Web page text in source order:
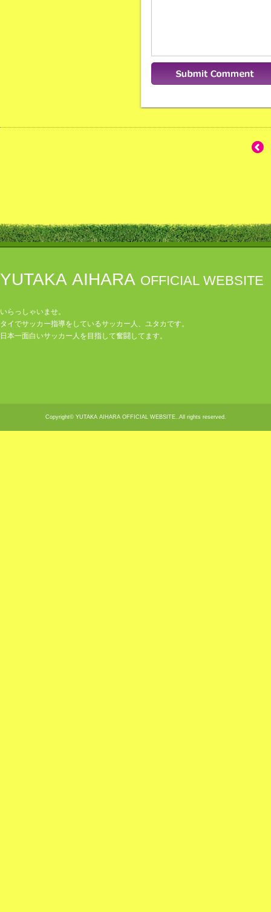
YUTAKA AIHARA OFFICIAL WEBSITE
いらっしゃいませ。
タイでサッカー指導をしているサッカー人、ユタカです。
日本一面白いサッカー人を目指して奮闘してます。
Copyright© YUTAKA AIHARA OFFICIAL WEBSITE..All rights reserved.